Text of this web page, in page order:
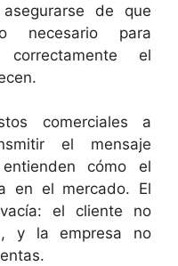
de que
necesario para
el
comerciales a
el mensaje
cómo el
en el mercado. El
el cliente no
y la empresa no